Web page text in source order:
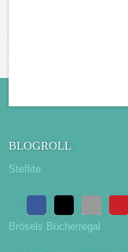
BLOGROLL
Steflite
Brösels Bücherregal